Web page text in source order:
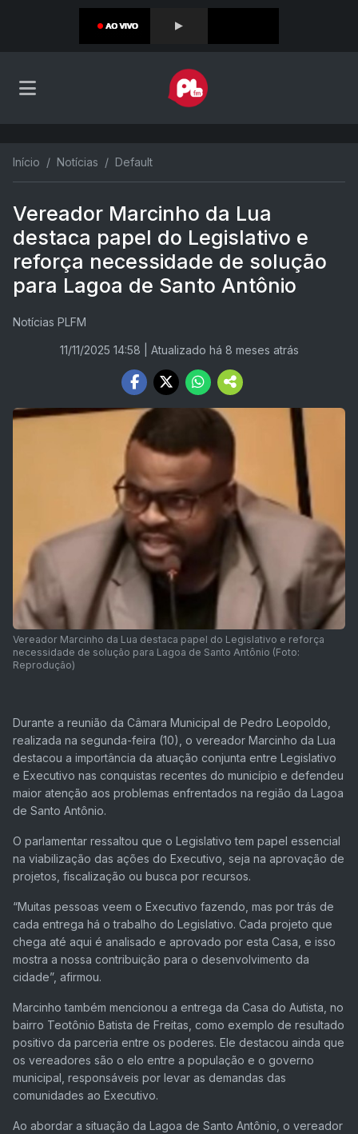
Início Notícias Default
Vereador Marcinho da Lua
destaca papel do Legislativo e
reforça necessidade de solução
para Lagoa de Santo Antônio
Notícias PLFM
11/11/2025 14:58 | Atualizado há 8 meses atrás
Vereador Marcinho da Lua destaca papel do Legislativo e reforça
necessidade de solução para Lagoa de Santo Antônio (Foto:
Reprodução)
Durante a reunião da Câmara Municipal de Pedro Leopoldo,
realizada na segunda-feira (10), o vereador Marcinho da Lua
destacou a importância da atuação conjunta entre Legislativo
e Executivo nas conquistas recentes do município e defendeu
maior atenção aos problemas enfrentados na região da Lagoa
de Santo Antônio.
O parlamentar ressaltou que o Legislativo tem papel essencial
na viabilização das ações do Executivo, seja na aprovação de
projetos, fiscalização ou busca por recursos.
“Muitas pessoas veem o Executivo fazendo, mas por trás de
cada entrega há o trabalho do Legislativo. Cada projeto que
chega até aqui é analisado e aprovado por esta Casa, e isso
mostra a nossa contribuição para o desenvolvimento da
cidade”, afirmou.
Marcinho também mencionou a entrega da Casa do Autista, no
bairro Teotônio Batista de Freitas, como exemplo de resultado
positivo da parceria entre os poderes. Ele destacou ainda que
os vereadores são o elo entre a população e o governo
municipal, responsáveis por levar as demandas das
comunidades ao Executivo.
Ao abordar a situação da Lagoa de Santo Antônio, o vereador